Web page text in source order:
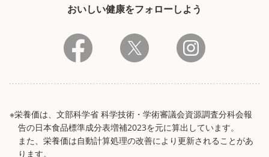
おいしい健康をフォローしよう
※栄養価は、文部科学省 科学技術・学術審議会資源調査分科会報
告の日本食品標準成分表増補2023を元に算出しています。
また、栄養価は自動計算処理の改善により更新されることがあ
ります。